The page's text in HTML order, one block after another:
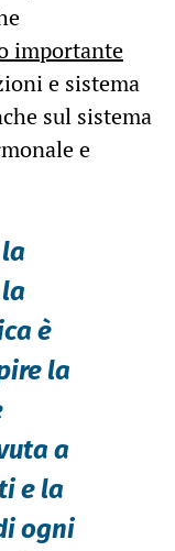
importante
e sistema
sul sistema
e
è
la
a
e la
ogni